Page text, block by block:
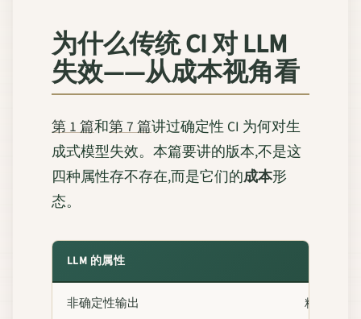
为什么传统 CI 对 LLM
失效——从成本视角看
第 1 篇和第 7 篇讲过确定性 CI 为何对生
成式模型失效。本篇要讲的版本,不是这
四种属性存不存在,而是它们的成本形
态。
LLM 的属性
非确定性输出 精确匹配